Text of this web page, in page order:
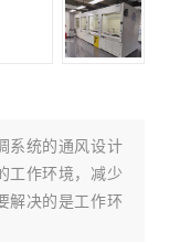
系统的通风设计
工作环境，减少
解决的是工作环